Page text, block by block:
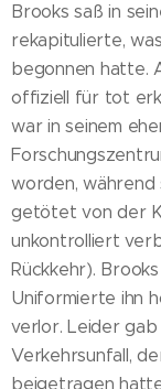
Brooks saß in
rekapitulierte,
begonnen hatte.
offiziell für tot
war in seinem
worden, während
getötet von der
unkontrolliert
Rückkehr).
Uniformierte ihn
verlor. Leider gab
Verkehrsunfall,
beigetragen